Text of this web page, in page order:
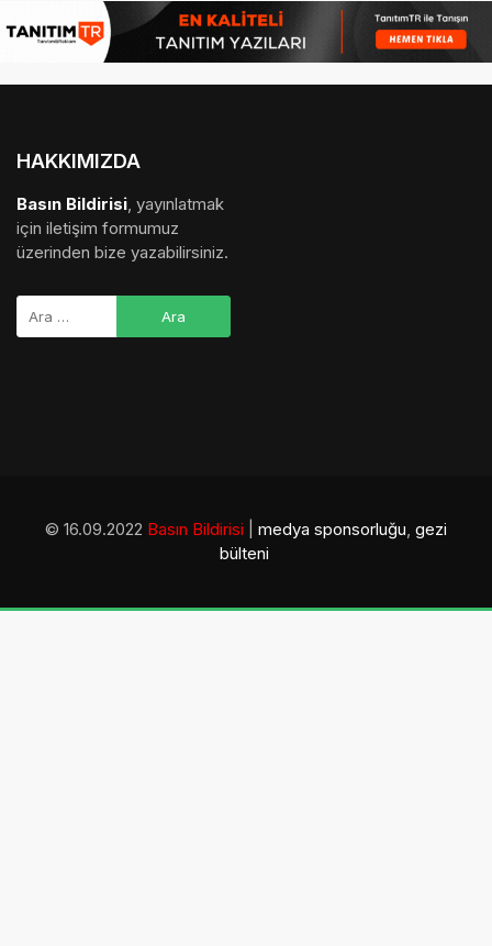
HAKKIMIZDA
Basın Bildirisi, yayınlatmak
için iletişim formumuz
üzerinden bize yazabilirsiniz.
© 16.09.2022 Basın Bildirisi medya sponsorluğu, gezi
bülteni